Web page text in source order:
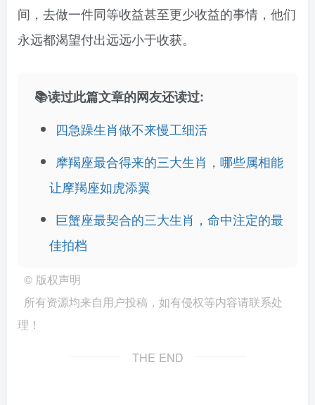
间，去做一件同等收益甚至更少收益的事情，他们
永远都渴望付出远远小于收获。
📚读过此篇文章的网友还读过:
四急躁生肖做不来慢工细活
摩羯座最合得来的三大生肖，哪些属相能
让摩羯座如虎添翼
巨蟹座最契合的三大生肖，命中注定的最
佳拍档
© 版权声明
所有资源均来自用户投稿，如有侵权等内容请联系处
理！
THE END